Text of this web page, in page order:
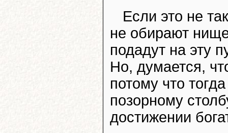
Если это не
не обирают
подадут на эту
Но, думается,
потому что
позорному
достижении